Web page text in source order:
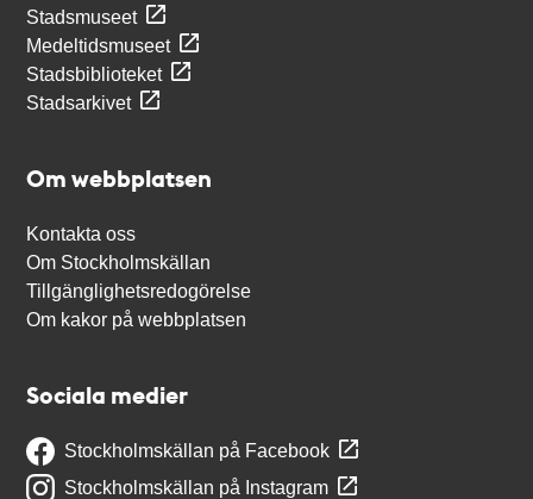
Stadsmuseet
Medeltidsmuseet
Stadsbiblioteket
Stadsarkivet
Om webbplatsen
Kontakta oss
Om Stockholmskällan
Tillgänglighetsredogörelse
Om kakor på webbplatsen
Sociala medier
Stockholmskällan på Facebook
Stockholmskällan på Instagram